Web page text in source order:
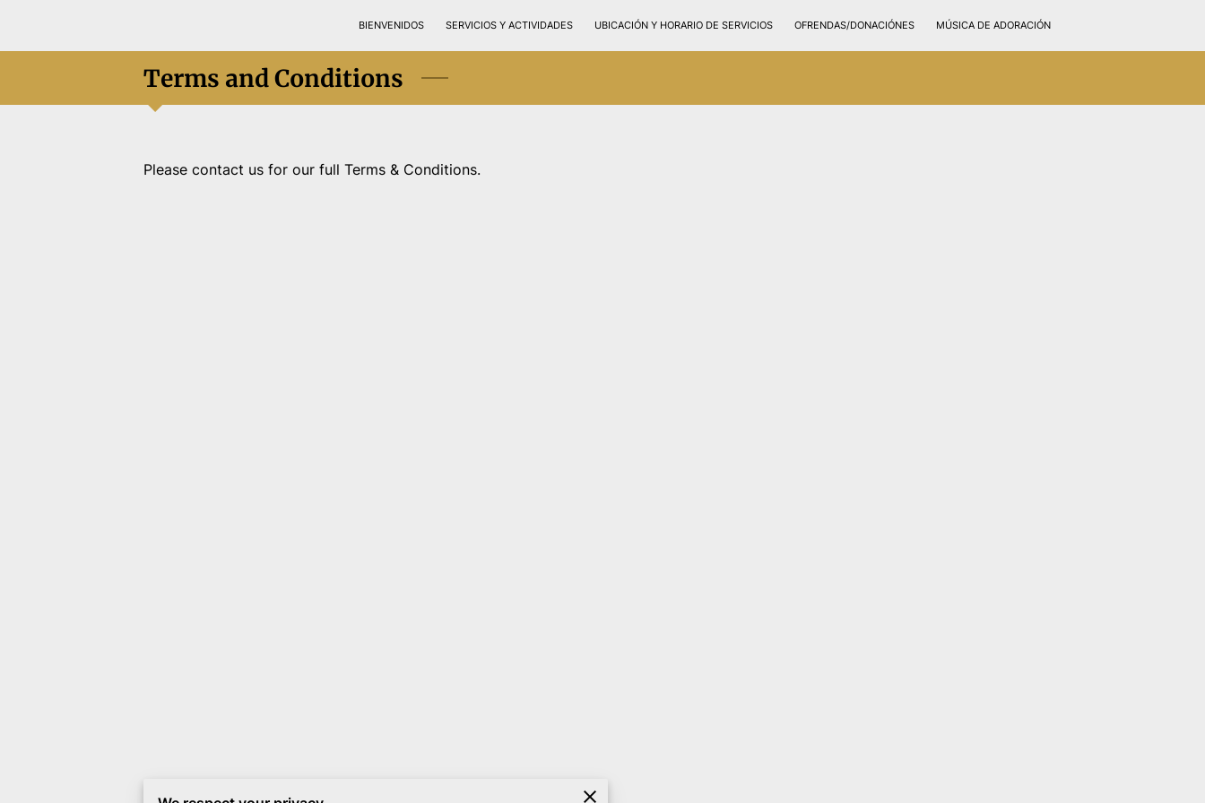
BIENVENIDOS SERVICIOS Y ACTIVIDADES UBICACIÓN Y HORARIO DE SERVICIOS OFRENDAS/DONACIÓNES MÚSICA DE ADORACIÓN
Terms and Conditions
Please contact us for our full Terms & Conditions.